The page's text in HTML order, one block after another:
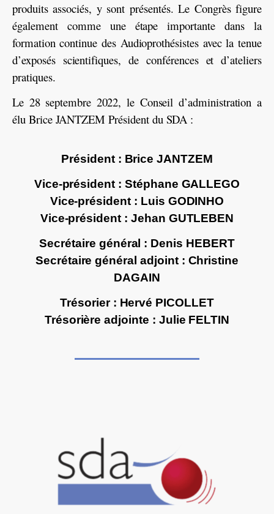
produits associés, y sont présentés. Le Congrès figure
également comme une étape importante dans la
formation continue des Audioprothésistes avec la tenue
d’exposés scientifiques, de conférences et d’ateliers
pratiques.
Le 28 septembre 2022, le Conseil d’administration a
élu Brice JANTZEM Président du SDA :
Président : Brice JANTZEM
Vice-président : Stéphane GALLEGO
Vice-président : Luis GODINHO
Vice-président : Jehan GUTLEBEN
Secrétaire général : Denis HEBERT
Secrétaire général adjoint : Christine
DAGAIN
Trésorier : Hervé PICOLLET
Trésorière adjointe : Julie FELTIN